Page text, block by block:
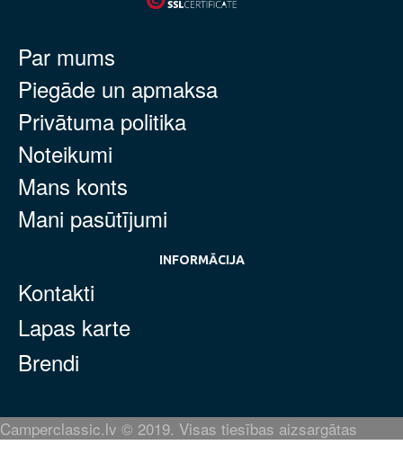
Par mums
Piegāde un apmaksa
Privātuma politika
Noteikumi
Mans konts
Mani pasūtījumi
INFORMĀCIJA
Kontakti
Lapas karte
Brendi
Camperclassic.lv © 2019. Visas tiesības aizsargātas